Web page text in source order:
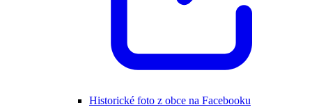
Historické foto z obce na Facebooku